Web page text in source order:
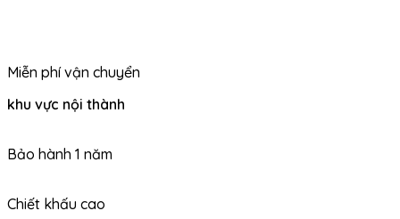
Miễn phí vận chuyển
khu vực nội thành
Bảo hành 1 năm
Chiết khấu cao